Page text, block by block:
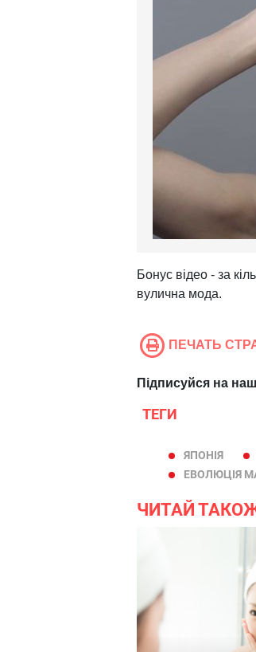
Бонус відео - за
вулична мода.
ПЕЧАТЬ
Підписуйся на наш
ТЕГИ
ЯПОНІЯ
ЕВОЛЮЦІЯ
ЧИТАЙ